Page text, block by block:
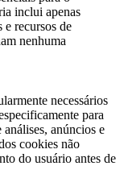
inclui apenas
e recursos de
nenhuma
necessários
para
anúncios e
cookies não
do usuário antes de